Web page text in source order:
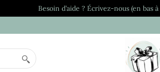
Besoin d’aide ? Écrivez-nous (en